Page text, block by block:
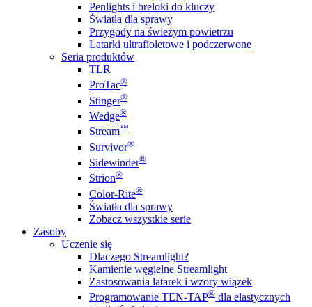
Penlights i breloki do kluczy
Światła dla sprawy
Przygody na świeżym powietrzu
Latarki ultrafioletowe i podczerwone
Seria produktów
TLR
ProTac®
Stinger®
Wedge®
Stream™
Survivor®
Sidewinder®
Strion®
Color-Rite®
Światła dla sprawy
Zobacz wszystkie serie
Zasoby
Uczenie się
Dlaczego Streamlight?
Kamienie węgielne Streamlight
Zastosowania latarek i wzory wiązek
Programowanie TEN-TAP® dla elastycznych